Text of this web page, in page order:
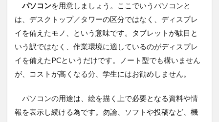
パソコンを用意しましょう。ここでいうパソコンと
は、デスクトップ／タワーの区分ではなく、ディスプレ
イを備えたモノ、という意味です。タブレットが駄目と
いう訳ではなく、作業環境に適しているのがディスプレ
イを備えたPCというだけです。ノート型でも構いません
が、コストが高くなる分、学生にはお勧めしません。
パソコンの用途は、絵を描く上で必要となる資料や情
報を表示し続ける為です。勿論、ソフトや投稿など、機